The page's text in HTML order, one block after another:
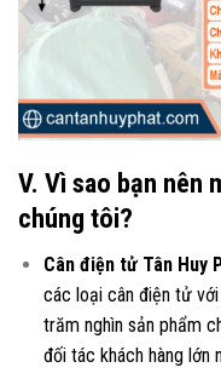
V. Vì sao bạn nên
chúng tôi?
Cân điện tử Tân Huy
các loại cân điện tửvới
trăm nghìn sản phẩm
đối tác khách hàng lớn